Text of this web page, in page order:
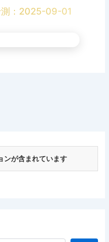
：2025-09-01
ンが含まれています